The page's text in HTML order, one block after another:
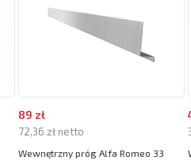
89 zł
72,36 zł netto
Wewnętrzny próg Alfa Romeo 33